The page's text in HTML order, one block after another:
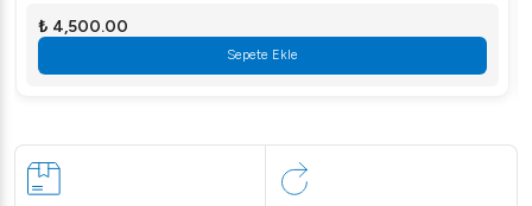
₺ 4,500.00
Sepete Ekle